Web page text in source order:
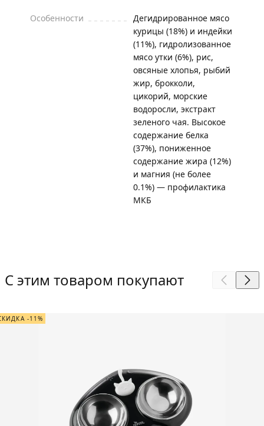
Особенности
Дегидрированное мясо
курицы (18%) и индейки
(11%), гидролизованное
мясо утки (6%), рис,
овсяные хлопья, рыбий
жир, брокколи,
цикорий, морские
водоросли, экстракт
зеленого чая. Высокое
содержание белка
(37%), пониженное
содержание жира (12%)
и магния (не более
0.1%) — профилактика
МКБ
С этим товаром покупают
-11%